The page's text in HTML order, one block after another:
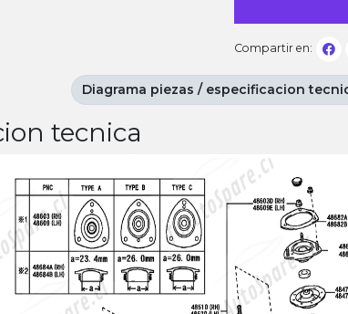
Compartir en:
tecnica
Diagrama piezas / especificacion